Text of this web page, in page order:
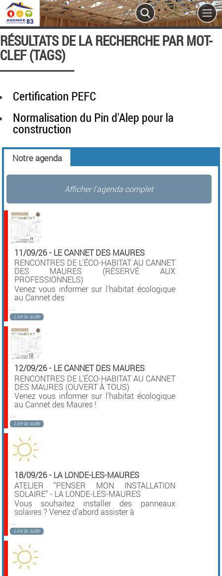
RÉSULTATS DE LA RECHERCHE PAR MOT-
CLEF (TAGS)
Certification PEFC
Normalisation du Pin d'Alep pour la
construction
Notre agenda
Afficher l'agenda complet
11/09/26- LE CANNET DES MAURES
RENCONTRES DE L'ÉCO-HABITAT AU CANNET
DES MAURES (RÉSERVÉ AUX
PROFESSIONNELS)
Venez vous informer sur l'habitat écologique
au Cannet des
Lire la suite
12/09/26- LE CANNET DES MAURES
RENCONTRES DE L'ÉCO-HABITAT AU CANNET
DES MAURES (OUVERT À TOUS)
Venez vous informer sur l'habitat écologique
au Cannet des Maures !
...
Lire la suite
18/09/26- LA LONDE-LES-MAURES
ATELIER "PENSER MON INSTALLATION
SOLAIRE" - LA LONDE-LES-MAURES
Vous souhaitez installer des panneaux
solaires ? Venez d'abord assister à
Lire la suite